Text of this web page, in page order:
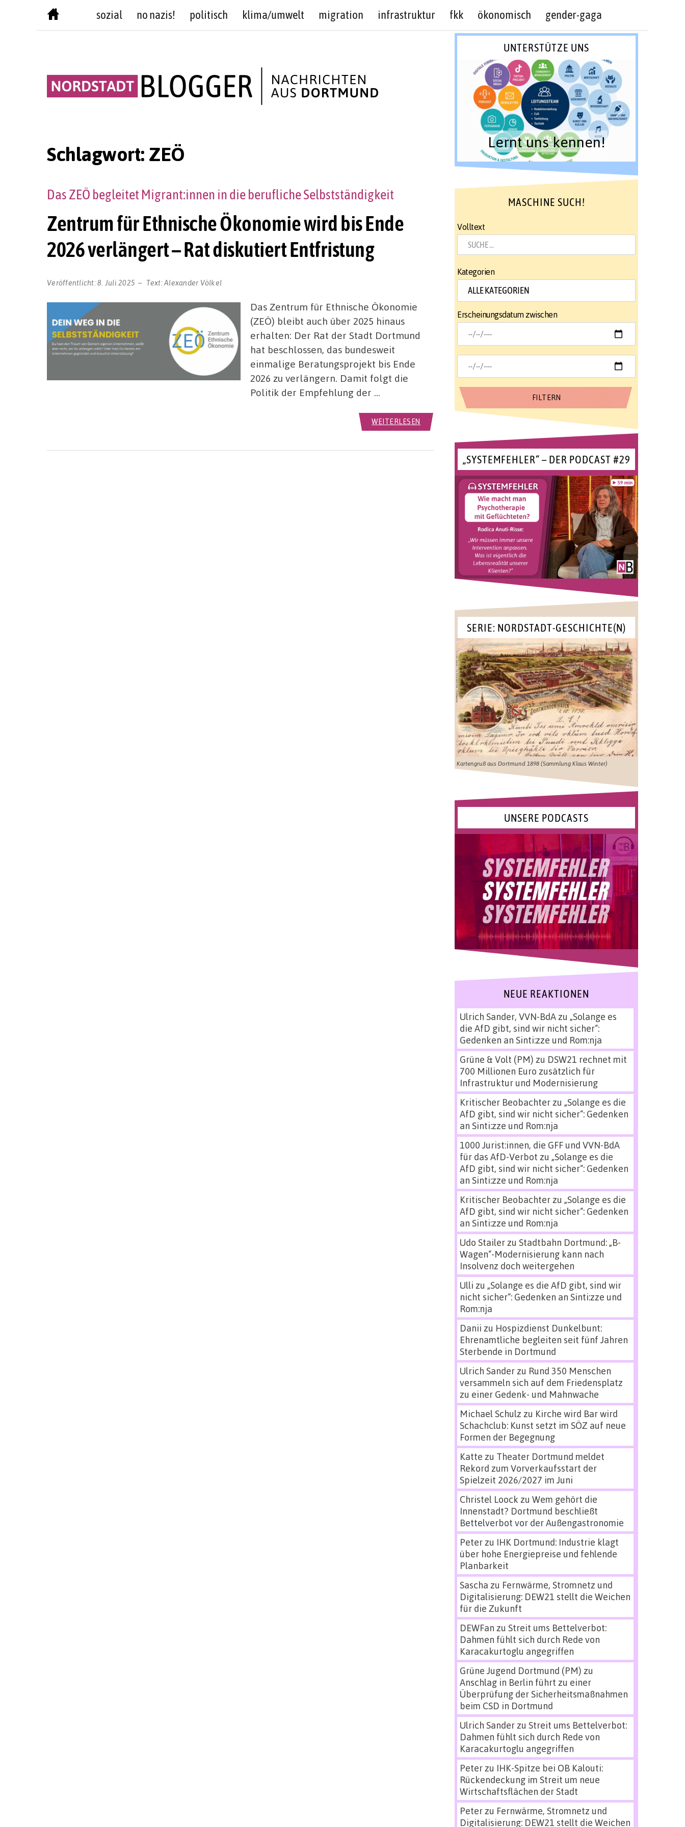
sozial no nazis! politisch klima/umwelt migration infrastruktur fkk ökonomisch gender-gaga
Schlagwort: ZEÖ
Zentrum für Ethnische Ökonomie wird bis Ende
2026 verlängert – Rat diskutiert Entfristung
Das ZEÖ begleitet Migrant:innen in die berufliche Selbstständigkeit
Veröffentlicht:8. Juli 2025 Text:Alexander Völkel
Das Zentrum für Ethnische Ökonomie
(ZEÖ) bleibt auch über 2025 hinaus
erhalten: Der Rat der Stadt Dortmund
hat beschlossen, das bundesweit
einmalige Beratungsprojekt bis Ende
2026 zu verlängern. Damit folgt die
Politik der Empfehlung der …
WEITERLESEN
UNTERSTÜTZE UNS
Lernt uns kennen!
MASCHINE SUCH!
Volltext
Kategorien
Erscheinungsdatum zwischen
„SYSTEMFEHLER“ – DER PODCAST #29
SERIE: NORDSTADT-GESCHICHTE(N)
Kartengruß aus Dortmund 1898 (Sammlung Klaus Winter)
UNSERE PODCASTS
NEUE REAKTIONEN
Ulrich Sander, VVN-BdAzu „Solange es
die AfD gibt, sind wir nicht sicher“:
Gedenken an Sinti:zze und Rom:nja
Grüne & Volt (PM) zu DSW21 rechnet mit
700 Millionen Euro zusätzlich für
Infrastruktur und Modernisierung
Kritischer Beobachterzu „Solange es die
AfD gibt, sind wir nicht sicher“: Gedenken
an Sinti:zze und Rom:nja
1000 Jurist:innen, die GFF und VVN-BdA
für das AfD-Verbot zu „Solange es die
AfD gibt, sind wir nicht sicher“: Gedenken
an Sinti:zze und Rom:nja
Kritischer Beobachterzu „Solange es die
AfD gibt, sind wir nicht sicher“: Gedenken
an Sinti:zze und Rom:nja
Udo Stailerzu Stadtbahn Dortmund: „B-
Wagen“-Modernisierung kann nach
Insolvenz doch weitergehen
Ulli zu „Solange es die AfD gibt, sind wir
nicht sicher“: Gedenken an Sinti:zze und
Rom:nja
Danii zu Hospizdienst Dunkelbunt:
Ehrenamtliche begleiten seit fünf Jahren
Sterbende in Dortmund
Ulrich Sanderzu Rund 350 Menschen
versammeln sich auf dem Friedensplatz
zu einer Gedenk- und Mahnwache
Michael Schulz zu Kirche wird Bar wird
Schachclub: Kunst setzt im SÖZ auf neue
Formen der Begegnung
Katte zu Theater Dortmund meldet
Rekord zum Vorverkaufsstart der
Spielzeit 2026/2027 im Juni
Christel Loock zu Wem gehört die
Innenstadt? Dortmund beschließt
Bettelverbot vor der Außengastronomie
Peterzu IHK Dortmund: Industrie klagt
über hohe Energiepreise und fehlende
Planbarkeit
Sascha zu Fernwärme, Stromnetz und
Digitalisierung: DEW21 stellt die Weichen
für die Zukunft
DEWFan zu Streit ums Bettelverbot:
Dahmen fühlt sich durch Rede von
Karacakurtoglu angegriffen
Grüne Jugend Dortmund (PM) zu
Anschlag in Berlin führt zu einer
Überprüfung der Sicherheitsmaßnahmen
beim CSD in Dortmund
Ulrich Sanderzu Streit ums Bettelverbot:
Dahmen fühlt sich durch Rede von
Karacakurtoglu angegriffen
Peterzu IHK-Spitze bei OB Kalouti:
Rückendeckung im Streit um neue
Wirtschaftsflächen der Stadt
Peterzu Fernwärme, Stromnetz und
Digitalisierung: DEW21 stellt die Weichen